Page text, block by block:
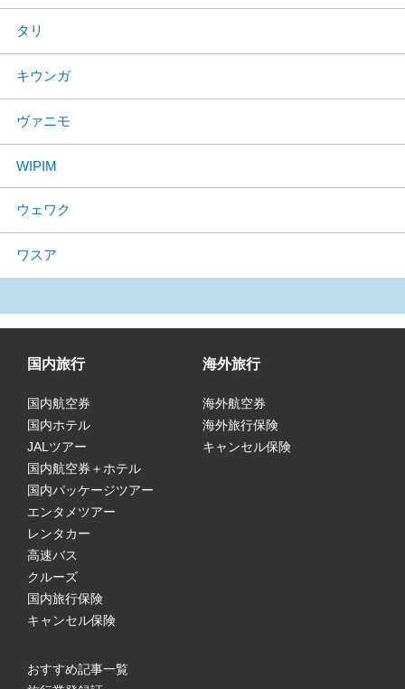
タリ
キウンガ
ヴァニモ
WIPIM
ウェワク
ワスア
国内旅行
国内航空券
国内ホテル
JALツアー
国内航空券＋ホテル
国内パッケージツアー
エンタメツアー
レンタカー
高速バス
クルーズ
国内旅行保険
キャンセル保険
海外旅行
海外航空券
海外旅行保険
キャンセル保険
おすすめ記事一覧